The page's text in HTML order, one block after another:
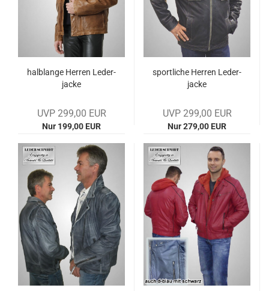
halb­lan­ge Her­ren Le­der­
ja­cke
UVP 299,00 EUR
Nur 199,00 EUR
sport­li­che Her­ren Le­der­
ja­cke
UVP 299,00 EUR
Nur 279,00 EUR